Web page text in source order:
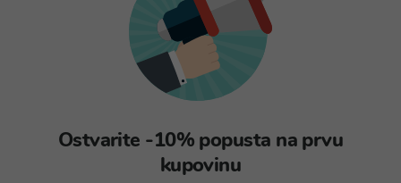
Ostvarite -10% popusta na prvu
kupovinu